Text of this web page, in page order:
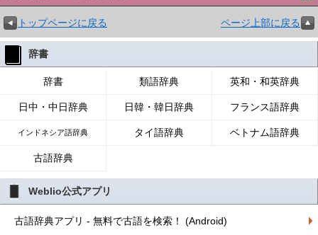
トップページに戻る ページ上部に戻る
辞書
辞書 類語辞典 英和・和英辞典
日中・中日辞典 日韓・韓日辞典 フランス語辞典
インドネシア語辞典 タイ語辞典 ベトナム語辞典
古語辞典
Weblio公式アプリ
古語辞典アプリ - 無料で古語を検索！ (Android)